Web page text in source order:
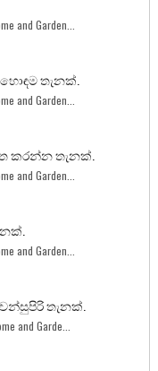
and Garden...
තැනක්.
and Garden...
කරන්න තැනක්.
and Garden...
and Garden...
තැනක්.
and Garde...